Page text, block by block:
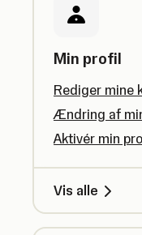
Min profil
Rediger mine
Ændring af
Aktivér min
Vis alle